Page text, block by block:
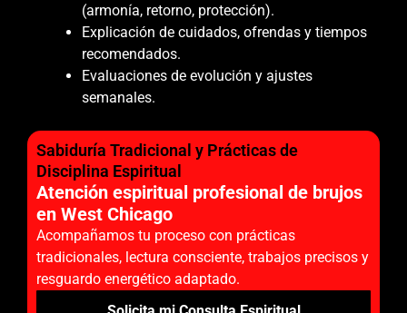
(armonía, retorno, protección).
Explicación de cuidados, ofrendas y tiempos
recomendados.
Evaluaciones de evolución y ajustes
semanales.
Sabiduría Tradicional y Prácticas de
Disciplina Espiritual
Atención espiritual profesional de brujos
en West Chicago
Acompañamos tu proceso con prácticas
tradicionales, lectura consciente, trabajos precisos y
resguardo energético adaptado.